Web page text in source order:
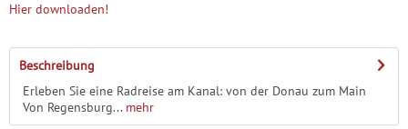
Hier downloaden!
Beschreibung
Erleben Sie eine Radreise am Kanal: von der Donau zum Main
Von Regensburg...mehr